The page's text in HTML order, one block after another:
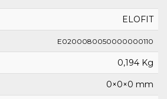
ELOFIT
E0200080050000000110
0,194 Kg
0×0×0 mm